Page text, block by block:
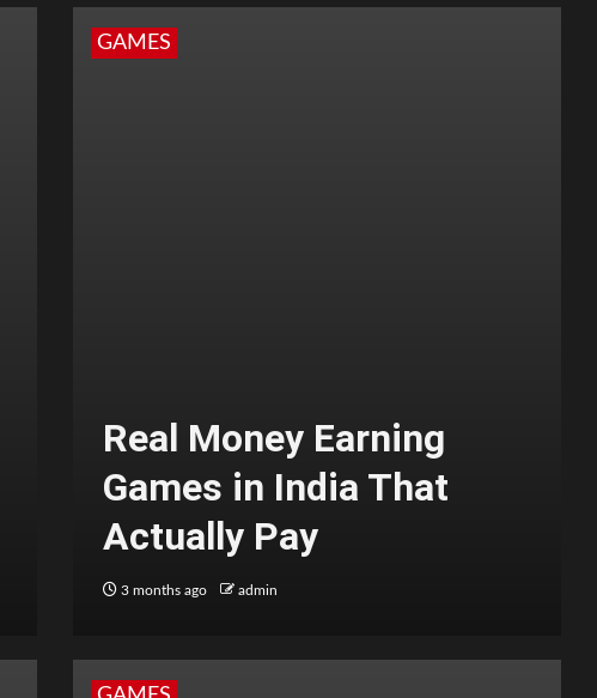
GAMES
Real Money Earning
Games in India That
Actually Pay
3 months ago admin